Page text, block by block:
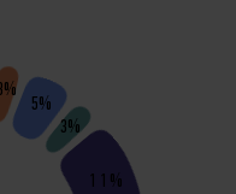
5%
3%
11%